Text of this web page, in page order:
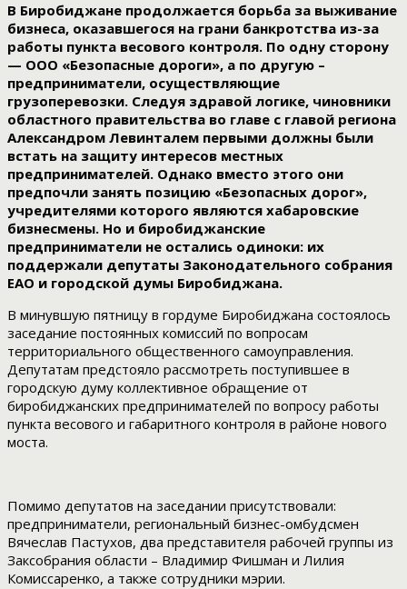
В Биробиджане продолжается борьба за выживание
бизнеса, оказавшегося на грани банкротства из-за
работы пункта весового контроля. По одну сторону
— ООО «Безопасные дороги», а по другую –
предприниматели, осуществляющие
грузоперевозки. Следуя здравой логике, чиновники
областного правительства во главе с главой региона
Александром Левинталем первыми должны были
встать на защиту интересов местных
предпринимателей. Однако вместо этого они
предпочли занять позицию «Безопасных дорог»,
учредителями которого являются хабаровские
бизнесмены. Но и биробиджанские
предприниматели не остались одиноки: их
поддержали депутаты Законодательного собрания
ЕАО и городской думы Биробиджана.
В минувшую пятницу в гордуме Биробиджана состоялось
заседание постоянных комиссий по вопросам
территориального общественного самоуправления.
Депутатам предстояло рассмотреть поступившее в
городскую думу коллективное обращение от
биробиджанских предпринимателей по вопросу работы
пункта весового и габаритного контроля в районе нового
моста.
Помимо депутатов на заседании присутствовали:
предприниматели, региональный бизнес-омбудсмен
Вячеслав Пастухов, два представителя рабочей группы из
Заксобрания области – Владимир Фишман и Лилия
Комиссаренко, а также сотрудники мэрии.